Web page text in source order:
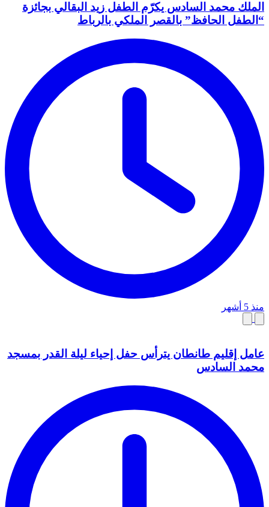
الملك محمد السادس يكرّم الطفل زيد البقالي بجائزة
“الطفل الحافظ” بالقصر الملكي بالرباط
منذ 5 أشهر
عامل إقليم طانطان يترأس حفل إحياء ليلة القدر بمسجد
محمد السادس